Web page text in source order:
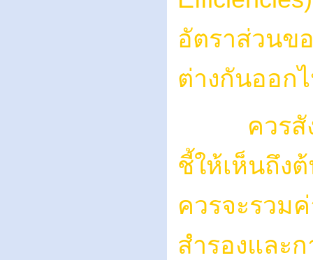
อัตราส่วนข
ต่างกันออก
ควรสังเ
ชี้ให้เห็นถึง
ควรจะรวม
สำรองและ